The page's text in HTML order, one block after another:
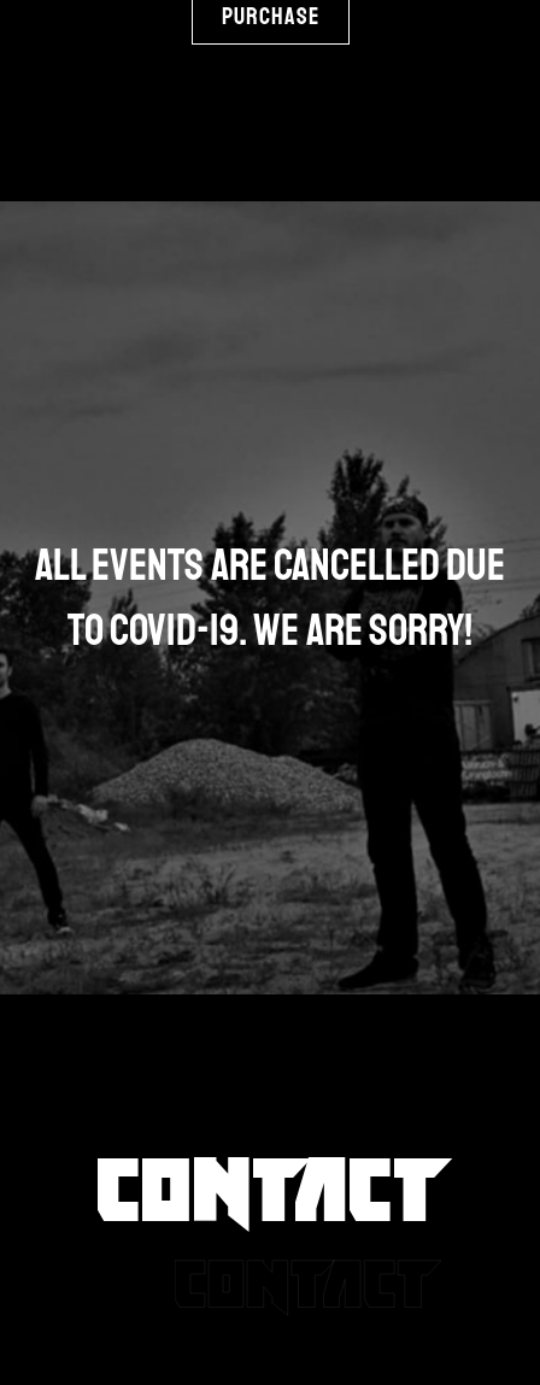
Purchase
All events are cancelled due
to COVID-19. We are sorry!
CONTACT